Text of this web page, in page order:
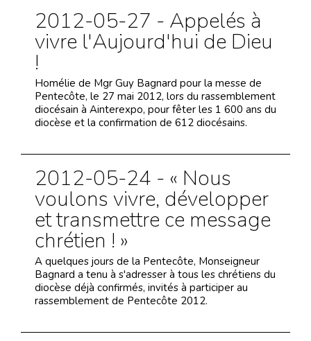
2012-05-27 - Appelés à
vivre l'Aujourd'hui de Dieu
!
Homélie de Mgr Guy Bagnard pour la messe de
Pentecôte, le 27 mai 2012, lors du rassemblement
diocésain à Ainterexpo, pour fêter les 1 600 ans du
diocèse et la confirmation de 612 diocésains.
2012-05-24 - « Nous
voulons vivre, développer
et transmettre ce message
chrétien ! »
A quelques jours de la Pentecôte, Monseigneur
Bagnard a tenu à s'adresser à tous les chrétiens du
diocèse déjà confirmés, invités à participer au
rassemblement de Pentecôte 2012.